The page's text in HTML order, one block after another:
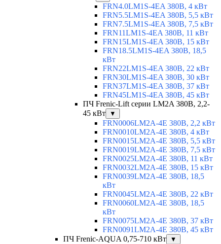
FRN4.0LM1S-4EA 380В, 4 кВт
FRN5.5LM1S-4EA 380В, 5,5 кВт
FRN7.5LM1S-4EA 380В, 7,5 кВт
FRN11LM1S-4EA 380В, 11 кВт
FRN15LM1S-4EA 380В, 15 кВт
FRN18.5LM1S-4EA 380В, 18,5
кВт
FRN22LM1S-4EA 380В, 22 кВт
FRN30LM1S-4EA 380В, 30 кВт
FRN37LM1S-4EA 380В, 37 кВт
FRN45LM1S-4EA 380В, 45 кВт
ПЧ Frenic-Lift серии LM2A 380В, 2,2-
45 кВт
▼
FRN0006LM2A-4E 380В, 2,2 кВт
FRN0010LM2A-4E 380В, 4 кВт
FRN0015LM2A-4E 380В, 5,5 кВт
FRN0019LM2A-4E 380В, 7,5 кВт
FRN0025LM2A-4E 380В, 11 кВт
FRN0032LM2A-4E 380В, 15 кВт
FRN0039LM2A-4E 380В, 18,5
кВт
FRN0045LM2A-4E 380В, 22 кВт
FRN0060LM2A-4E 380В, 18,5
кВт
FRN0075LM2A-4E 380В, 37 кВт
FRN0091LM2A-4E 380В, 45 кВт
ПЧ Frenic-AQUA 0,75-710 кВт
▼